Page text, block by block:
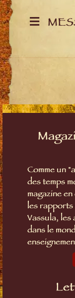
Comme un
des temps
magazine
les rapports
Vassula,
dans le